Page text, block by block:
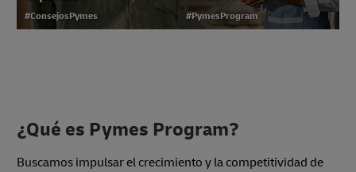
#ConsejosPymes #PymesProgram
10 imprescindibles
exitosa en México
¿Qué es Pymes Program?
Buscamos impulsar el crecimiento y la competitividad de